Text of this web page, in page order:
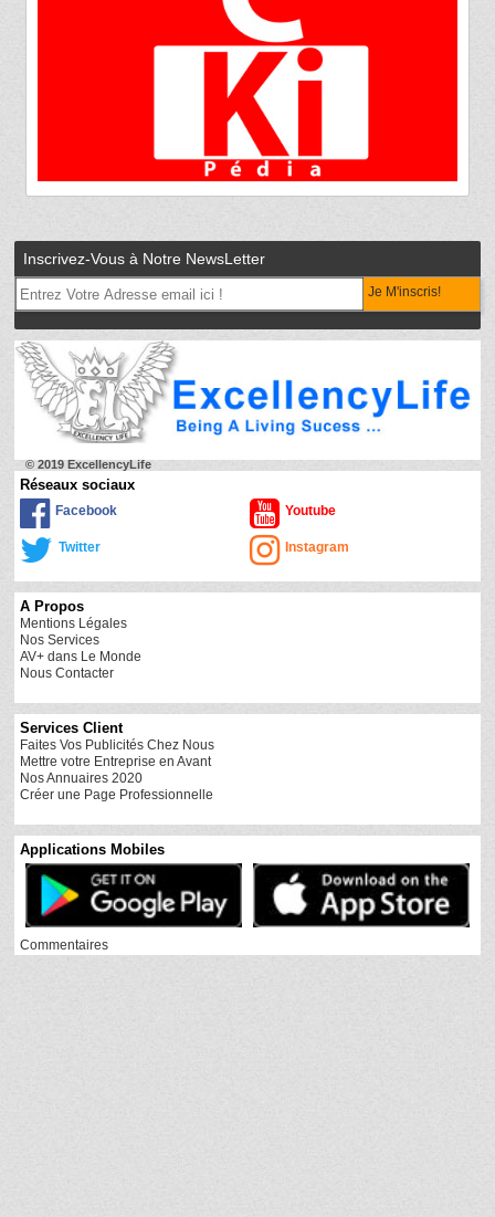
Inscrivez-Vous à Notre NewsLetter
Je M'inscris!
© 2019 ExcellencyLife
Réseaux sociaux
Facebook Youtube
Twitter Instagram
A Propos
Mentions Légales
Nos Services
AV+ dans Le Monde
Nous Contacter
Services Client
Faites Vos Publicités Chez Nous
Mettre votre Entreprise en Avant
Nos Annuaires 2020
Créer une Page Professionnelle
Applications Mobiles
Commentaires